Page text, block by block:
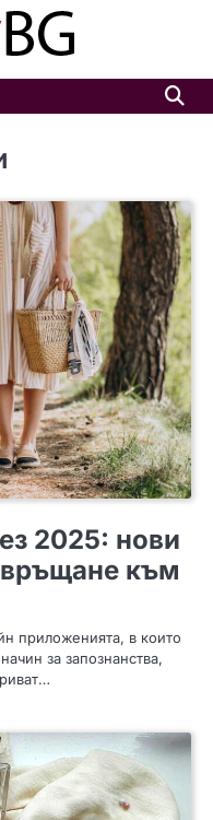
2025: нови
към
приложенията, в които
за запознанства,